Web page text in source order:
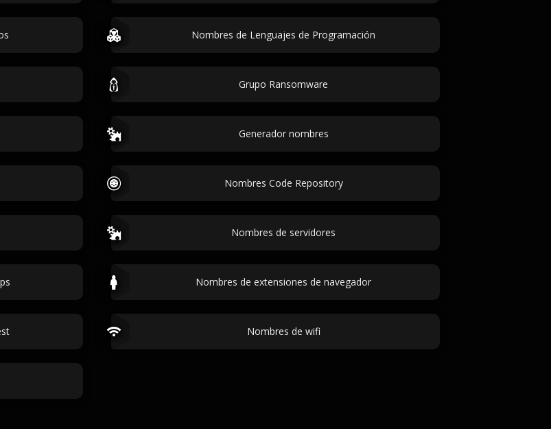
Nombres de Lenguajes de Programación
Grupo Ransomware
Generador nombres
Nombres Code Repository
Nombres de servidores
Nombres de extensiones de navegador
Nombres de wifi